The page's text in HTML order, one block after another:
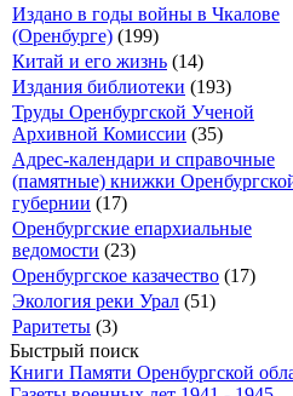
Издано в годы войны в Чкалове
(Оренбурге) (199)
Китай и его жизнь (14)
Издания библиотеки (193)
Труды Оренбургской Ученой
Архивной Комиссии (35)
Адрес-календари и справочные
(памятные) книжки
губернии (17)
Оренбургские епархиальные
ведомости (23)
Оренбургское казачество (17)
Экология реки Урал (51)
Раритеты (3)
Быстрый поиск
Книги Памяти Оренбургской